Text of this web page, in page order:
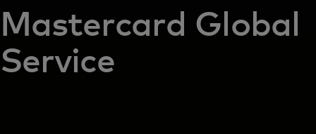
Mastercard Global
Service